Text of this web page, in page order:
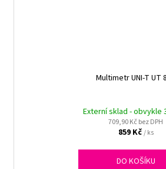
Multimetr UNI-T UT
Externí sklad - obvykle
709,90 Kč bez DPH
859 Kč/ ks
DO KOŠÍKU